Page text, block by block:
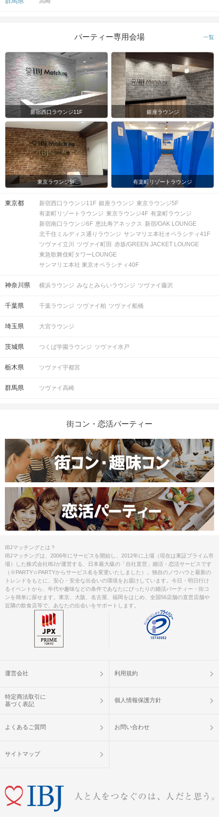
パーティー専用会場 一覧
新宿西口ラウンジ11F 銀座ラウンジ
東京ラウンジ5F 有楽町リゾートラウンジ
東京都 新宿西口ラウンジ11F 銀座ラウンジ 東京ラウンジ5F
有楽町リゾートラウンジ 東京ラウンジ4F 有楽町ラウンジ
新宿南口ラウンジ6F 恵比寿アネックス 新宿/OAK LOUNGE
北千住ミルディス通りラウンジ サンマリエ本社オペラシティ41F
ツヴァイ立川
ツヴァイ町田 赤坂/GREEN JACKET LOUNGE
東急歌舞伎町タワーLOUNGE
サンマリエ本社 東京オペラシティ40F
神奈川県 横浜ラウンジ みなとみらいラウンジ ツヴァイ藤沢
千葉県 千葉ラウンジ ツヴァイ柏 ツヴァイ船橋
埼玉県 大宮ラウンジ
茨城県 つくば学園ラウンジ ツヴァイ水戸
栃木県 ツヴァイ宇都宮
群馬県 ツヴァイ高崎
街コン・恋活パーティー
IBJマッチングとは？
IBJマッチングは、2006年にサービスを開始し、2012年に上場（現在は東証プライム市
場）した株式会社IBJが運営する、日本最大級の「自社直営」婚活・恋活サービスです
（※PARTY☆PARTYからサービス名を変更いたしました）。独自のノウハウと最新の
トレンドをもとに、安心・安全な出会いの環境をお届けしています。今日・明日行け
るイベントから、年代や趣味などの条件であなたにぴったりの婚活パーティー・街コ
ンを簡単に探せます。東京、大阪、名古屋、福岡をはじめ、全国56店舗の直営店舗や
近隣の飲食店等で、あなたの出会いをサポートします。
運営会社 利用規約
特定商法取引に
基づく表記
個人情報保護方針
よくあるご質問 お問い合わせ
サイトマップ